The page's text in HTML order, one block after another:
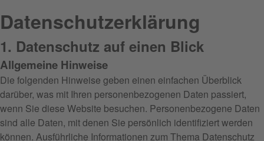
Datenschutz­erklärung
1. Datenschutz auf einen Blick
Allgemeine Hinweise
Die folgenden Hinweise geben einen einfachen Überblick
darüber, was mit Ihren personenbezogenen Daten passiert,
wenn Sie diese Website besuchen. Personenbezogene Daten
sind alle Daten, mit denen Sie persönlich identifiziert werden
können. Ausführliche Informationen zum Thema Datenschutz